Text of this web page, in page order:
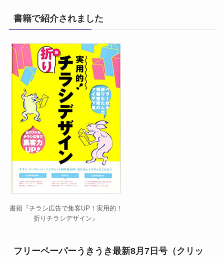
書籍で紹介されました
書籍『チラシ広告で集客UP！実用的！
折りチラシデザイン』
フリーペーパーうきうき最新8月7日号（クリッ